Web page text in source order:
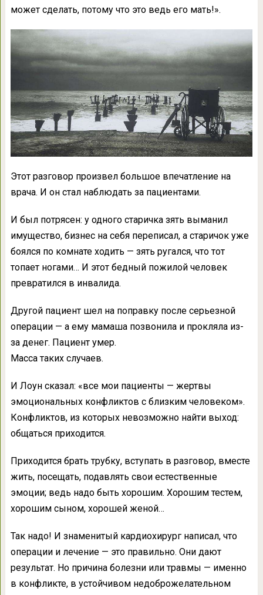
может сделать, потому что это ведь его мать!».
Этот разговор произвел большое впечатление на
врача. И он стал наблюдать за пациентами.
И был потрясен: у одного старичка зять выманил
имущество, бизнес на себя переписал, а старичок уже
боялся по комнате ходить — зять ругался, что тот
топает ногами… И этот бедный пожилой человек
превратился в инвалида.
Другой пациент шел на поправку после серьезной
операции — а ему мамаша позвонила и прокляла из-
за денег. Пациент умер.
Масса таких случаев.
И Лоун сказал: «все мои пациенты — жертвы
эмоциональных конфликтов с близким человеком».
Конфликтов, из которых невозможно найти выход:
общаться приходится.
Приходится брать трубку, вступать в разговор, вместе
жить, посещать, подавлять свои естественные
эмоции; ведь надо быть хорошим. Хорошим тестем,
хорошим сыном, хорошей женой…
Так надо! И знаменитый кардиохирург написал, что
операции и лечение — это правильно. Они дают
результат. Но причина болезни или травмы — именно
в конфликте, в устойчивом недоброжелательном